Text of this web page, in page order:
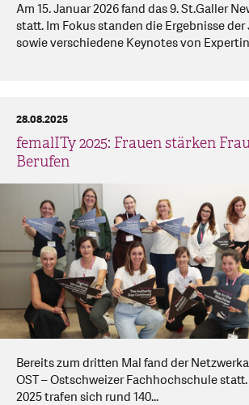
Am 15. Januar 2026 fand das 9. St.Galler
statt. Im Fokus standen die Ergebnisse
sowie verschiedene Keynotes von
femalITy 2025: Frauen stärken
Berufen
28.08.2025
Bereits zum dritten Mal fand der
OST – Ostschweizer Fachhochschule
2025 trafen sich rund 140...